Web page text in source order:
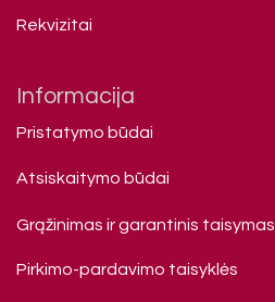
Rekvizitai
Informacija
Pristatymo būdai
Atsiskaitymo būdai
Grąžinimas ir garantinis taisymas
Pirkimo-pardavimo taisyklės